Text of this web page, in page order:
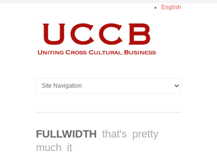
English
FULLWIDTH that's pretty
much it